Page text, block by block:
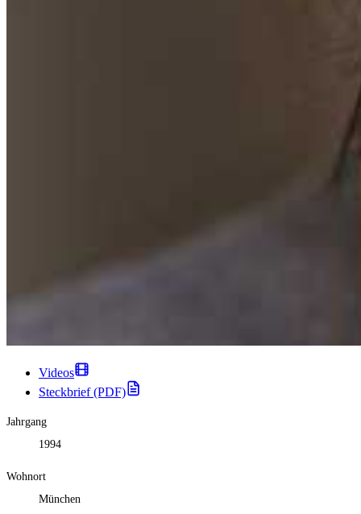
Videos
Steckbrief (PDF)
Jahrgang
1994
Wohnort
München